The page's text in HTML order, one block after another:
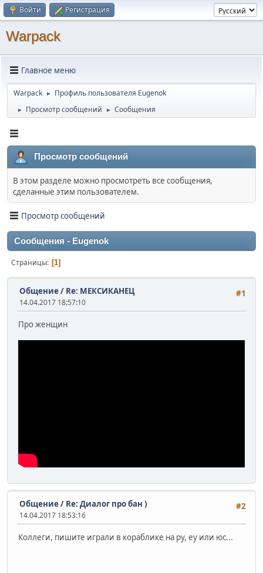
Войти Регистрация
Warpack
Главное меню
Warpack ► Профиль пользователя Eugenok
► Просмотр сообщений ► Сообщения
Просмотр сообщений
В этом разделе можно просмотреть все сообщения,
сделанные этим пользователем.
Просмотр сообщений
Сообщения - Eugenok
Страницы 1
#1
Общение/ Re: МЕКСИКАНЕЦ
14.04.2017 18:57:10
Про женщин
#2
Общение/ Re: Диалог про бан )
14.04.2017 18:53:16
Коллеги, пишите играли в кораблике на ру, еу или юс...